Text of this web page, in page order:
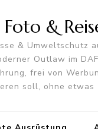
&
& Umweltschutz
Outlaw im
frei von
soll, ohne etwas